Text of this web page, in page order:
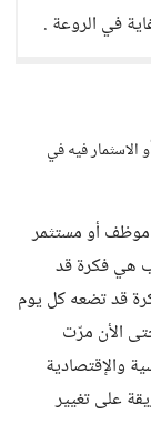
في الروعة .
الاسثمار فيه في
أو مستثمر
هي فكرة قد
قد تضعه كل يوم
الأن مرّت
والإقتصادية
على تغيير